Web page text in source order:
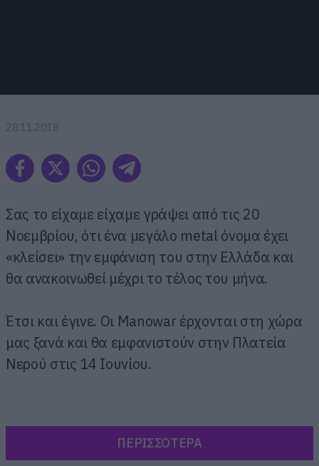
28.11.2018
Σας το είχαμε είχαμε γράψει από τις 20
Νοεμβρίου, ότι ένα μεγάλο metal όνομα έχει
«κλείσει» την εμφάνιση του στην Ελλάδα και
θα ανακοινωθεί μέχρι το τέλος του μήνα.
Έτσι και έγινε. Οι Manowar έρχονται στη χώρα
μας ξανά και θα εμφανιστούν στην Πλατεία
Νερού στις 14 Ιουνίου.
ΠΕΡΙΣΣΟΤΕΡΑ